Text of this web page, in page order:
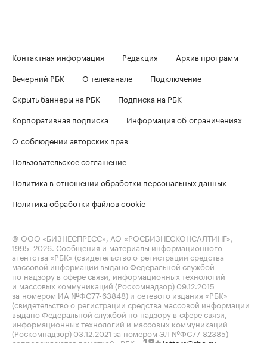
Контактная информация Редакция
Архив программ
Вечерний РБК
О телеканале
Подключение
Скрыть баннеры на РБК
Подписка на РБК
Корпоративная подписка
Информация об ограничениях
О соблюдении авторских прав
Пользовательское соглашение
Политика в отношении обработки персональных данных
Политика обработки файлов cookie
© ООО «БИЗНЕСПРЕСС», АО «РОСБИЗНЕСКОНСАЛТИНГ»,
1995–2026 . Сообщения и материалы информационного
агентства «РБК» (свидетельство о регистрации средства
массовой информации выдано Федеральной службой
по надзору в сфере связи, информационных технологий
и массовых коммуникаций (Роскомнадзор) 09.12.2015
за номером ИА №ФС77-63848) и сетевого издания «РБК»
(свидетельство о регистрации средства массовой информации
выдано Федеральной службой по надзору в сфере связи,
информационных технологий и массовых коммуникаций
(Роскомнадзор) 03.12.2021 за номером ЭЛ №ФС77-82385)